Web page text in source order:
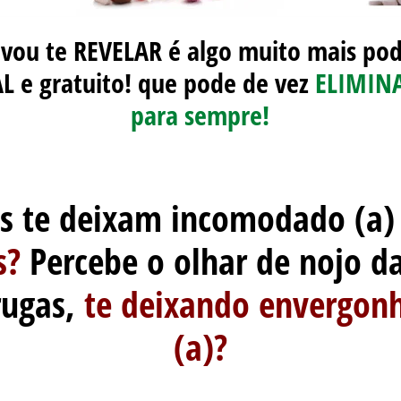
te REVELAR é algo muito mais
e gratuito! que pode de vez
para sempre!
te deixam incomodado
Percebe o olhar de nojo
te deixando
(a)?